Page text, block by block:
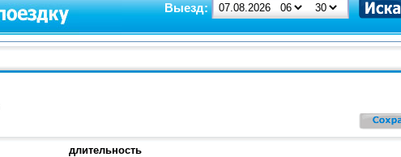
Выезд:
длительность